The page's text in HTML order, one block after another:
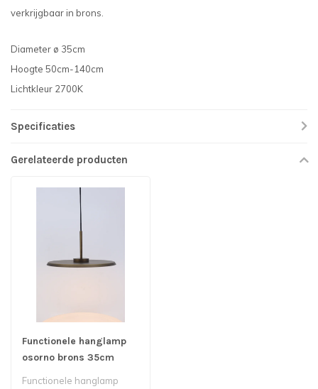
verkrijgbaar in brons.
Diameter ø 35cm
Hoogte 50cm-140cm
Lichtkleur 2700K
Specificaties
Gerelateerde producten
Functionele hanglamp
osorno brons 35cm
Functionele hanglamp